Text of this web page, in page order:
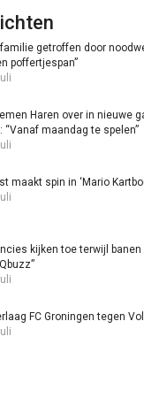
getroffen door
poffertjespan”
Haren over in nieuwe
“Vanaf maandag te spelen”
maakt spin in ‘Mario
kijken toe terwijl
FC Groningen tegen